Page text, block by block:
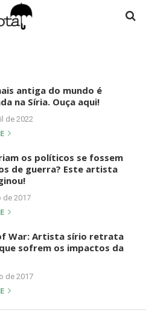
antiga do mundo é
na Síria. Ouça aqui!
de 2022
os políticos se fossem
de guerra? Este artista
de 2017
War: Artista sírio retrata
sofrem os impactos da
de 2017